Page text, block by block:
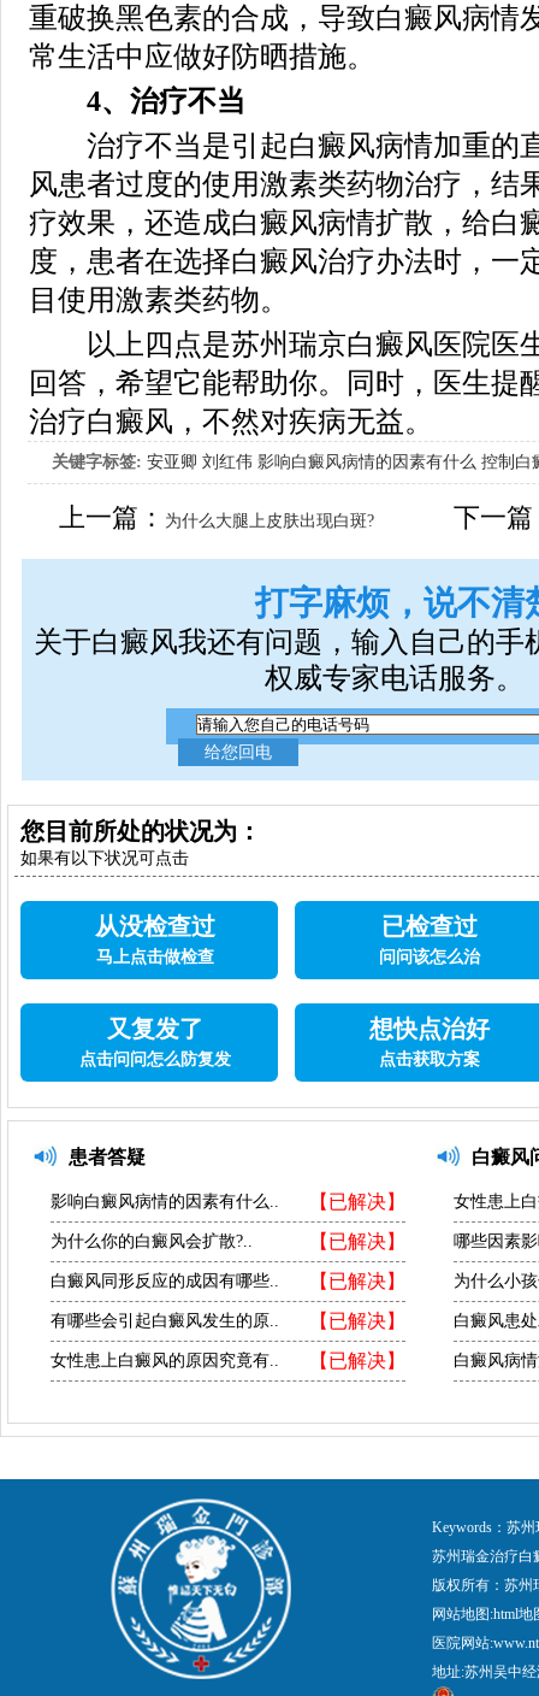
重破换黑色素的合成，导致白癜风病情
常生活中应做好防晒措施。
4、治疗不当
治疗不当是引起白癜风病情加重的
风患者过度的使用激素类药物治疗，结
疗效果，还造成白癜风病情扩散，给白
度，患者在选择白癜风治疗办法时，一
目使用激素类药物。
以上四点是苏州瑞京白癜风医院医
回答，希望它能帮助你。同时，医生提
治疗白癜风，不然对疾病无益。
关键字标签: 安亚卿 刘红伟 影响白癜风病情的因素有什么 控制白
女生应该如何治疗呢
上一篇： 为什么大腿上皮肤出现白斑? 下一篇
打字麻烦，说不清
关于白癜风我还有问题，输入自己的手
权威专家电话服务。
您目前所处的状况为：
如果有以下状况可点击
从没检查过
马上点击做检查
已检查过
问问该怎么治
又复发了
点击问问怎么防复发
想快点治好
点击获取方案
患者答疑
【已解决】
影响白癜风病情的因素有什么..
【已解决】
为什么你的白癜风会扩散?..
【已解决】
白癜风同形反应的成因有哪些..
【已解决】
有哪些会引起白癜风发生的原..
【已解决】
女性患上白癜风的原因究竟有..
白癜风
女性患上
哪些因素
为什么小
白癜风患
白癜风病
Keywords：苏
苏州瑞金治疗白
版权所有：苏
网站地图:html地
医院网站
地址:苏州吴中